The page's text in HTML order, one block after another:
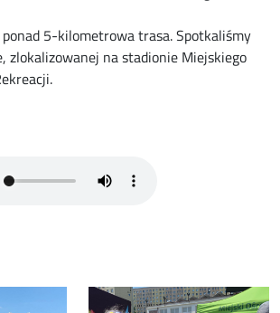
5-kilometrowa trasa. Spotkaliśmy
zlokalizowanej na stadionie Miejskiego